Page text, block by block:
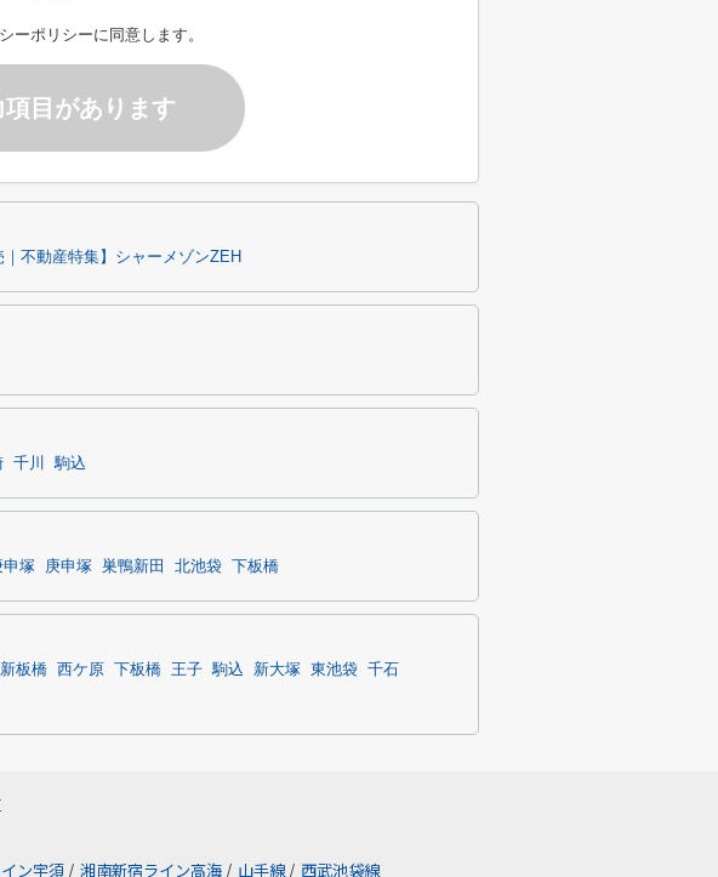
ーポリシーに同意します。
項目があります
｜不動産特集】シャーメゾンZEH
千川 駒込
申塚 庚申塚 巣鴨新田 北池袋 下板橋
新板橋 西ケ原 下板橋 王子 駒込 新大塚 東池袋 千石
ン宇須 / 湘南新宿ライン高海 / 山手線 / 西武池袋線